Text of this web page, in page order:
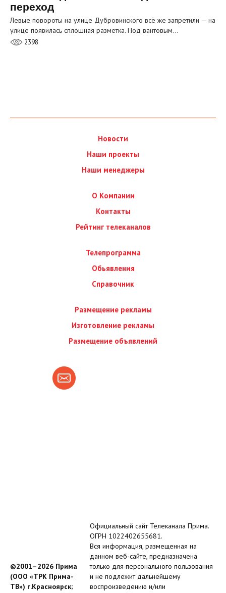
переход
Левые повороты на улице Дубровинского всё же запретили — на
улице появилась сплошная разметка. Под вантовым…
2398
Новости
Наши проекты
Наши менеджеры
О Компании
Контакты
Рейтинг телеканалов
Телепрограмма
Обьявления
Справочник
Размещение рекламы
Изготовление рекламы
Размещение объявлений
©2001–2026 Прима
(ООО «ТРК Прима-
ТВ») г.Красноярск;
Официальный сайт Телеканала Прима.
ОГРН 1022402655681.
Вся информация, размещенная на
данном веб-сайте, предназначена
только для персонального пользования
и не подлежит дальнейшему
воспроизведению и/или